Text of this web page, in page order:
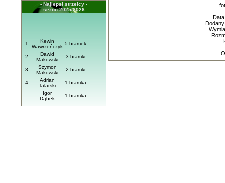
- Najlepsi strzelcy -
sezon 2025/2026
1.
Kewin
Wawrzeńczyk
5 bramek
2.
Dawid
Makowski
3 bramki
3.
Szymon
Makowski
2 bramki
4.
Adrian
Talarski
1 bramka
-
Igor
Dąbek
1 bramka